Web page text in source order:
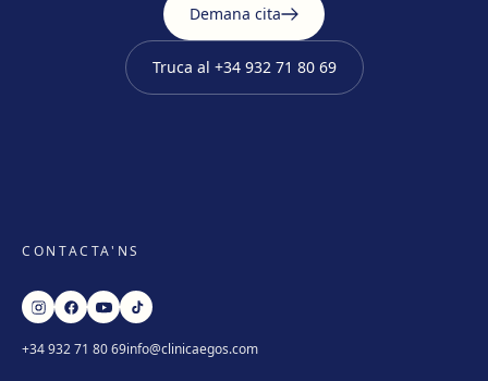
Demana cita
Truca al +34 932 71 80 69
CONTACTA'NS
+34 932 71 80 69info@clinicaegos.com